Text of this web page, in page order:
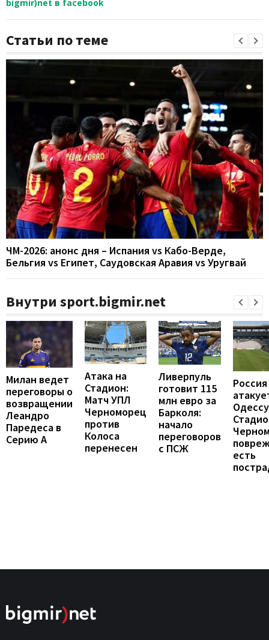
bigmir)net в facebook
Статьи по теме
ЧМ-2026: анонс дня – Испания vs Кабо-Верде,
Бельгия vs Египет, Саудовская Аравия vs Уругвай
Внутри sport.bigmir.net
Милан ведет
переговоры о
возвращении
Леандро
Паредеса в
Серию А
Атака на
Стадион:
Матч УПЛ
Черноморец
против
Колоса
перенесен
Ливерпуль
готовит 115
млн евро за
Барколя:
начало
переговоров
с ПСЖ
Россия
есть